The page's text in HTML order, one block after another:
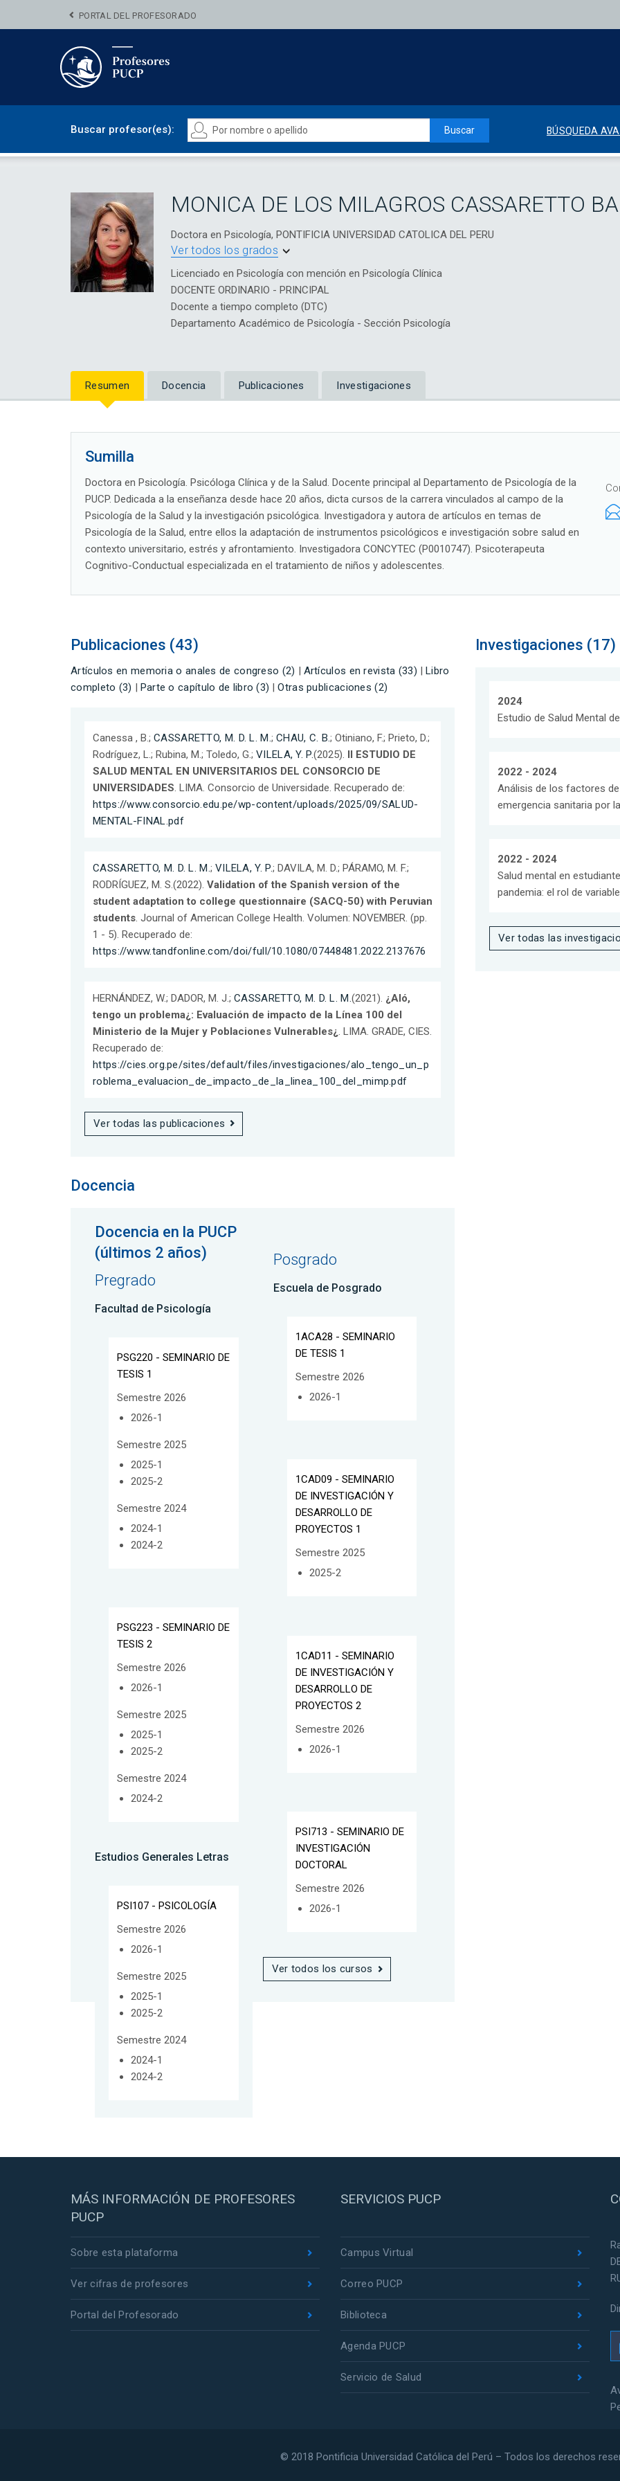
PORTAL DEL PROFESORADO
Buscar profesor(es): Buscar BÚSQUEDA
MONICA DE LOS MILAGROS CASSARETTO
Doctora en Psicología, PONTIFICIA UNIVERSIDAD CATOLICA DEL PERU
Ver todos los grados
Licenciado en Psicología con mención en Psicología Clínica
DOCENTE ORDINARIO - PRINCIPAL
Docente a tiempo completo (DTC)
Departamento Académico de Psicología - Sección Psicología
Resumen Docencia Publicaciones Investigaciones
Sumilla
Doctora en Psicología. Psicóloga Clínica y de la Salud. Docente principal al Departamento de Psicología de la
PUCP. Dedicada a la enseñanza desde hace 20 años, dicta cursos de la carrera vinculados al campo de la
Psicología de la Salud y la investigación psicológica. Investigadora y autora de artículos en temas de
Psicología de la Salud, entre ellos la adaptación de instrumentos psicológicos e investigación sobre salud en
contexto universitario, estrés y afrontamiento. Investigadora CONCYTEC (P0010747). Psicoterapeuta
Cognitivo-Conductual especializada en el tratamiento de niños y adolescentes.
Publicaciones (43)
Artículos en memoria o anales de congreso (2) Artículos en revista (33)
Libro
completo (3)
Parte o capítulo de libro (3) |Otras publicaciones (2)
Canessa , B.; CASSARETTO, M. D. L. M.; CHAU, C. B.; Otiniano, F.; Prieto, D.;
Rodríguez, L.; Rubina, M.; Toledo, G.; VILELA, Y. P.(2025). II ESTUDIO DE
SALUD MENTAL EN UNIVERSITARIOS DEL CONSORCIO DE
UNIVERSIDADES. LIMA. Consorcio de Universidade. Recuperado de:
https://www.consorcio.edu.pe/wp-content/uploads/2025/09/SALUD-
MENTAL-FINAL.pdf
CASSARETTO, M. D. L. M.; VILELA, Y. P.; DAVILA, M. D.; PÁRAMO, M. F.;
RODRÍGUEZ, M. S.(2022). Validation of the Spanish version of the
student adaptation to college questionnaire (SACQ-50) with Peruvian
students. Journal of American College Health. Volumen: NOVEMBER. (pp.
1 - 5). Recuperado de:
https://www.tandfonline.com/doi/full/10.1080/07448481.2022.2137676
HERNÁNDEZ, W.; DADOR, M. J.; CASSARETTO, M. D. L. M.(2021). ¿Aló,
tengo un problema¿: Evaluación de impacto de la Línea 100 del
Ministerio de la Mujer y Poblaciones Vulnerables¿. LIMA. GRADE, CIES.
Recuperado de:
https://cies.org.pe/sites/default/files/investigaciones/alo_tengo_un_p
roblema_evaluacion_de_impacto_de_la_linea_100_del_mimp.pdf
Ver todas las publicaciones
Investigaciones (17)
2024
Estudio de Salud Mental
2022 - 2024
Análisis de los factores
emergencia sanitaria por
2022 - 2024
Salud mental en
pandemia: el rol de
Ver todas las
Docencia
Docencia en la PUCP
(últimos 2 años)
Pregrado
Facultad de Psicología
PSG220 - SEMINARIO DE
TESIS 1
Semestre 2026
2026-1
Semestre 2025
2025-1
2025-2
Semestre 2024
2024-1
2024-2
PSG223 - SEMINARIO DE
TESIS 2
Semestre 2026
2026-1
Semestre 2025
2025-1
2025-2
Semestre 2024
2024-2
Estudios Generales Letras
PSI107 - PSICOLOGÍA
Semestre 2026
2026-1
Semestre 2025
2025-1
2025-2
Semestre 2024
2024-1
2024-2
Posgrado
Escuela de Posgrado
1ACA28 - SEMINARIO
DE TESIS 1
Semestre 2026
2026-1
1CAD09 - SEMINARIO
DE INVESTIGACIÓN Y
DESARROLLO DE
PROYECTOS 1
Semestre 2025
2025-2
1CAD11 - SEMINARIO
DE INVESTIGACIÓN Y
DESARROLLO DE
PROYECTOS 2
Semestre 2026
2026-1
PSI713 - SEMINARIO DE
INVESTIGACIÓN
DOCTORAL
Semestre 2026
2026-1
Ver todos los cursos
MÁS INFORMACIÓN DE PROFESORES
PUCP
Sobre esta plataforma
Ver cifras de profesores
Portal del Profesorado
SERVICIOS PUCP
Campus Virtual
Correo PUCP
Biblioteca
Agenda PUCP
Servicio de Salud
© 2018 Pontificia Universidad Católica del Perú – Todos los derechos